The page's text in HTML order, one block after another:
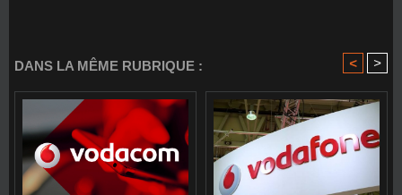
DANS LA MÊME RUBRIQUE : < >